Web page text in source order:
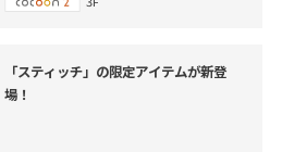
「スティッチ」の限定アイテムが新登
場！